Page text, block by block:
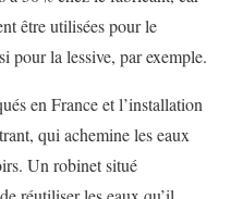
être utilisées pour le
pour la lessive, par exemple.
en France et l’installation
qui achemine les eaux
Un robinet situé